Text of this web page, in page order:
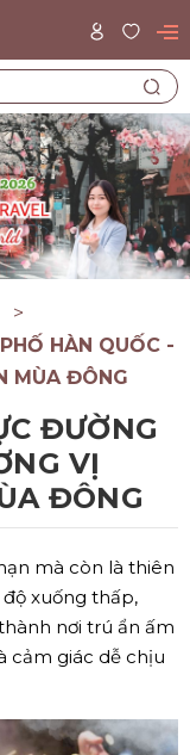
HÀN QUỐC -
MÙA ĐÔNG
ĐƯỜNG
VỊ
ĐÔNG
mà còn là thiên
xuống thấp,
nơi trú ẩn ấm
cảm giác dễ chịu